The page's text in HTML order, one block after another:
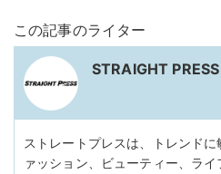
この記事のライター
STRAIGHT PRESS
ストレートプレスは、トレンド
ァッション、ビューティー、ラ